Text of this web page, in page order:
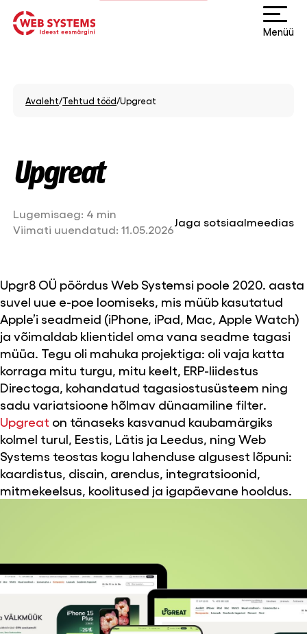
Menüü
Avaleht/Tehtud tööd/Upgreat
Upgreat
Lugemisaeg: 4 min
Viimati uuendatud: 11.05.2026
Jaga sotsiaalmeedias
Upgr8 OÜ pöördus Web Systemsi poole 2020. aasta
suvel uue e-poe loomiseks, mis müüb kasutatud
Apple’i seadmeid (iPhone, iPad, Mac, Apple Watch)
ja võimaldab klientidel oma vana seadme tagasi
müüa. Tegu oli mahuka projektiga: oli vaja katta
korraga mitu turgu, mitu keelt, ERP-liidestus
Directoga, kohandatud tagasiostusüsteem ning
sadu variatsioone hõlmav dünaamiline filter.
Upgreat on tänaseks kasvanud kaubamärgiks
kolmel turul, Eestis, Lätis ja Leedus, ning Web
Systems teostas kogu lahenduse algusest lõpuni:
kaardistus, disain, arendus, integratsioonid,
mitmekeelsus, koolitused ja igapäevane hooldus.